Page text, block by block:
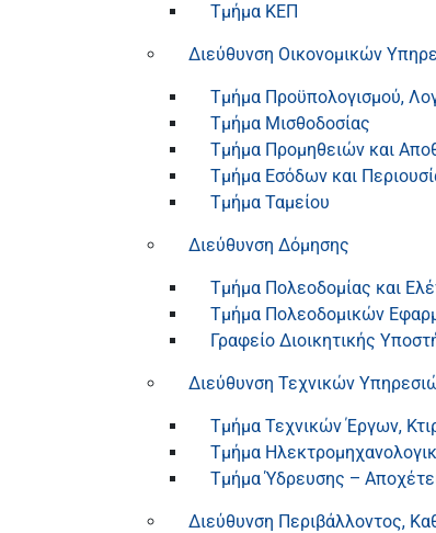
Τμήμα ΚΕΠ
Διεύθυνση Οικονομικών
Τμήμα Προϋπολογισμού,
Τμήμα Μισθοδοσίας
Τμήμα Προμηθειών και
Τμήμα Εσόδων και
Τμήμα Ταμείου
Διεύθυνση Δόμησης
Τμήμα Πολεοδομίας και
Τμήμα Πολεοδομικών
Γραφείο Διοικητικής
Διεύθυνση Τεχνικών
Τμήμα Τεχνικών Έργων,
Τμήμα
Τμήμα Ύδρευσης –
Διεύθυνση Περιβάλλοντος,